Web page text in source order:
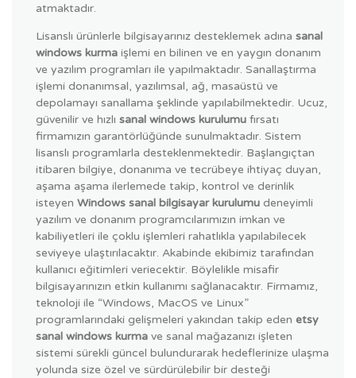
atmaktadır.
Lisanslı ürünlerle bilgisayarınız desteklemek adına sanal
windows kurma işlemi en bilinen ve en yaygın donanım
ve yazılım programları ile yapılmaktadır. Sanallaştırma
işlemi donanımsal, yazılımsal, ağ, masaüstü ve
depolamayı sanallama şeklinde yapılabilmektedir. Ucuz,
güvenilir ve hızlı sanal windows kurulumu fırsatı
firmamızın garantörlüğünde sunulmaktadır. Sistem
lisanslı programlarla desteklenmektedir. Başlangıçtan
itibaren bilgiye, donanıma ve tecrübeye ihtiyaç duyan,
aşama aşama ilerlemede takip, kontrol ve derinlik
isteyen Windows sanal bilgisayar kurulumu deneyimli
yazılım ve donanım programcılarımızın imkan ve
kabiliyetleri ile çoklu işlemleri rahatlıkla yapılabilecek
seviyeye ulaştırılacaktır. Akabinde ekibimiz tarafından
kullanıcı eğitimleri veriecektir. Böylelikle misafir
bilgisayarınızın etkin kullanımı sağlanacaktır. Firmamız,
teknoloji ile “Windows, MacOS ve Linux”
programlarındaki gelişmeleri yakından takip eden etsy
sanal windows kurma ve sanal mağazanızı işleten
sistemi sürekli güncel bulundurarak hedeflerinize ulaşma
yolunda size özel ve sürdürülebilir bir desteği